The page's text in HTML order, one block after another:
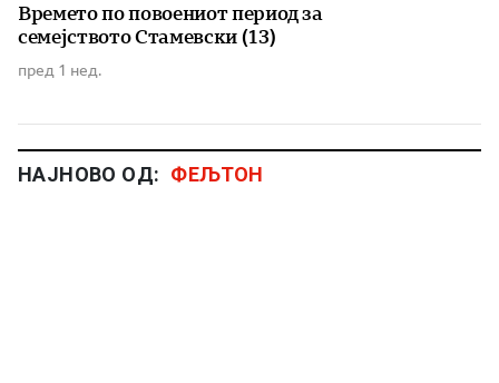
Времето по повоениот период за
семејството Стамевски (13)
пред 1 нед.
НАЈНОВО ОД: ФЕЉТОН